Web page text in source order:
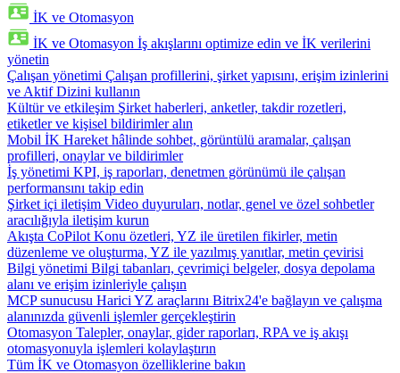
İK ve Otomasyon
İK ve Otomasyon İş akışlarını optimize edin ve İK verilerini
yönetin
Çalışan yönetimi Çalışan profillerini, şirket yapısını, erişim izinlerini
ve Aktif Dizini kullanın
Kültür ve etkileşim Şirket haberleri, anketler, takdir rozetleri,
etiketler ve kişisel bildirimler alın
Mobil İK Hareket hâlinde sohbet, görüntülü aramalar, çalışan
profilleri, onaylar ve bildirimler
İş yönetimi KPI, iş raporları, denetmen görünümü ile çalışan
performansını takip edin
Şirket içi iletişim Video duyuruları, notlar, genel ve özel sohbetler
aracılığıyla iletişim kurun
Akışta CoPilot Konu özetleri, YZ ile üretilen fikirler, metin
düzenleme ve oluşturma, YZ ile yazılmış yanıtlar, metin çevirisi
Bilgi yönetimi Bilgi tabanları, çevrimiçi belgeler, dosya depolama
alanı ve erişim izinleriyle çalışın
MCP sunucusu Harici YZ araçlarını Bitrix24'e bağlayın ve çalışma
alanınızda güvenli işlemler gerçekleştirin
Otomasyon Talepler, onaylar, gider raporları, RPA ve iş akışı
otomasyonuyla işlemleri kolaylaştırın
Tüm İK ve Otomasyon özelliklerine bakın